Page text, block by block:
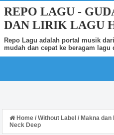
REPO LAGU -
DAN LIRIK LAGU
Repo Lagu adalah portal musik
mudah dan cepat ke beragam lagu
Home / Without Label / Makna dan
Neck Deep